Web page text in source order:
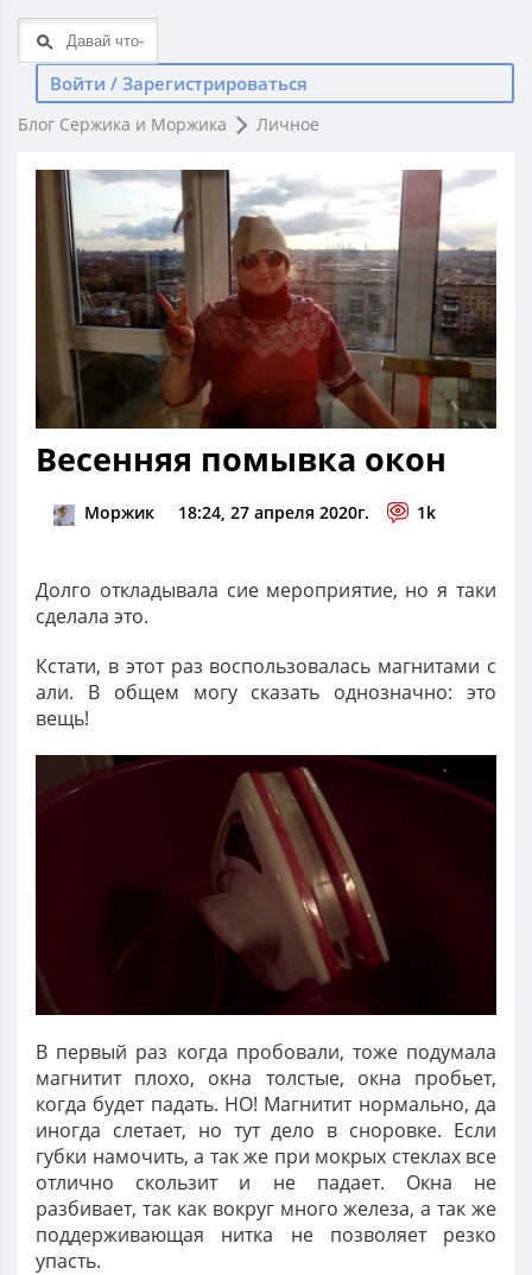
Войти / Зарегистрироваться
Блог Сержика и Моржика Личное
Весенняя помывка окон
Моржик 18:24, 27 апреля 2020г. 1k
Долго откладывала сие мероприятие, но я таки
сделала это.
Кстати, в этот раз воспользовалась магнитами с
али. В общем могу сказать однозначно: это
вещь!
В первый раз когда пробовали, тоже подумала
магнитит плохо, окна толстые, окна пробьет,
когда будет падать. НО! Магнитит нормально, да
иногда слетает, но тут дело в сноровке. Если
губки намочить, а так же при мокрых стеклах все
отлично скользит и не падает. Окна не
разбивает, так как вокруг много железа, а так же
поддерживающая нитка не позволяет резко
упасть.